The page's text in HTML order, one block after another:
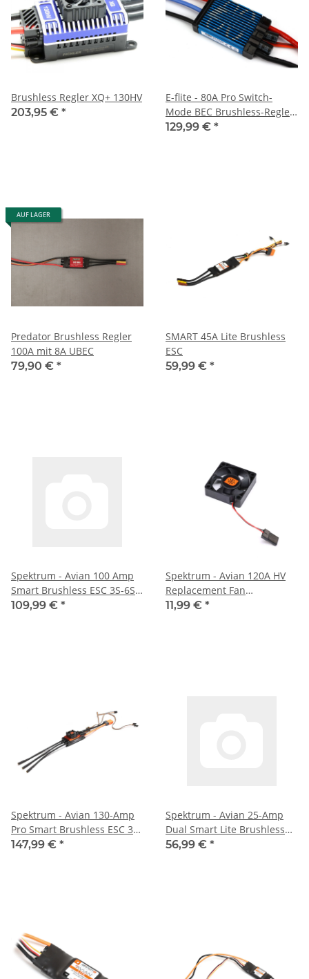
Brushless Regler XQ+ 130HV
203,95 € *
E-flite - 80A Pro Switch-
Mode BEC Brushless-Regler
mit EC5-Stecker
129,99 € *
AUF LAGER
Predator Brushless Regler
100A mit 8A UBEC
79,90 € *
SMART 45A Lite Brushless
ESC
59,99 € *
Spektrum - Avian 100 Amp
Smart Brushless ESC 3S-6S
(SPMXAE1100B)
109,99 € *
Spektrum - Avian 120A HV
Replacement Fan
(SPMXAEF2)
11,99 € *
Spektrum - Avian 130-Amp
Pro Smart Brushless ESC 3S-
6S (SPMXAE2130)
147,99 € *
Spektrum - Avian 25-Amp
Dual Smart Lite Brushless
ESC 3S-4S: IC3
56,99 € *